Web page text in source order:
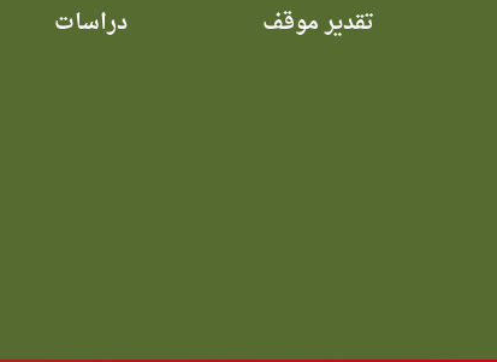
تقدير موقف دراسات